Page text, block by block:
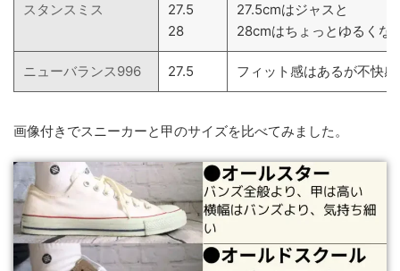
スタンスミス
27.5
28
27.5cmはジャスと
28cmはちょっとゆるくな
ニューバランス996 27.5 フィット感はあるが不快
画像付きでスニーカーと甲のサイズを比べてみました。